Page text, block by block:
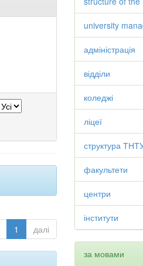
1 далі
university
адміністрація
відділи
коледжі
ліцеї
структура
факультети
центри
інститути
за мовами